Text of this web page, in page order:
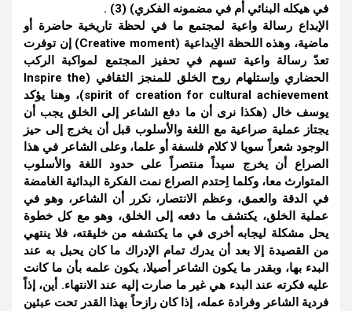
في هيكله البنائي أم في مضمونه الفكري) (3) .
الإبداع رسالة واعية لمجتمع ما في لحظة تاريخية حاضرة أو
ماضية، وهذه اللحظة الاِبداعية (Creative moment) إن توفرت
تعدّ رسالة واعية تسهم في تحفيز المجتمع لمواكبة الركب
الحضاري واِستلهام روح الخلق للمنجز الثقافي (Inspire the
spirit of creation for cultural achievement)، وهنا يؤكد
يوسف خال (هكذا نرى أن ما دفع الشاعر إلى الخلق يجب أن
يجتاز عملية صراعية مع اللغة والأسلوب قبل أن يخرج إلى حيز
الوجود شعراً سويا لا كلام فلسفة أو علما، وعلى الشاعر في هذا
الصراع أن يخرج سيداً منتصراً على حدود اللغة والأسلوب
المتوارث معا، وكلما اِحتدم الصراع نمت الفكرة البدائية الغامضة
في الدقة والعمق، وعظم الانتصار، نكرر أن الشاعر، وهو في
عملية الخلق، يكتشف ما دفعه إلى الخلق، وهو مع كل خطوة
يحل مشكلة ليجابه أخرى في ما يكتشفه من خليقته، فلا ينتهي
من القصيدة إلا بعد أن يدرك تمام الإدراك ما كان يحبل به عند
البدء بها، وبقدر ما يكون الشاعر أصيلا، يكون علمه بأن ما كانت
عليه فكرته عند البدء هي غير ما صارت إليه عند الانتهاء. أين، إذاً
فردية الشاعر وفرادة عمله، إذا كان رازحاً بهذا القدر تحت عبئين